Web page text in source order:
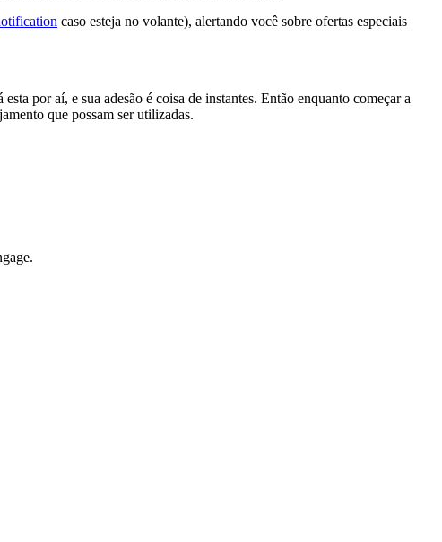
caso esteja no volante), alertando você sobre ofertas especiais
por aí, e sua adesão é coisa de instantes. Então enquanto começar a
que possam ser utilizadas.